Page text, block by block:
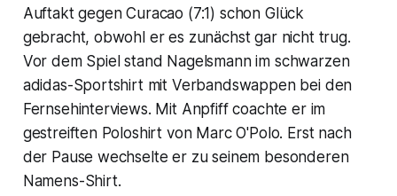
Auftakt gegen Curacao (7:1) schon Glück
gebracht, obwohl er es zunächst gar nicht trug.
Vor dem Spiel stand Nagelsmann im schwarzen
adidas-Sportshirt mit Verbandswappen bei den
Fernsehinterviews. Mit Anpfiff coachte er im
gestreiften Poloshirt von Marc O'Polo. Erst nach
der Pause wechselte er zu seinem besonderen
Namens-Shirt.